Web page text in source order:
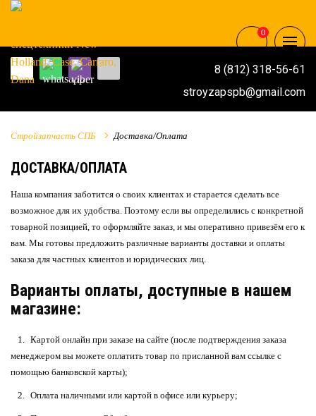
8 (812) 318-56-61
stroyzapspb@gmail.com
0
Стройзапчасть СПБ Доставка/Оплата
ДОСТАВКА/ОПЛАТА
Наша компания заботится о своих клиентах и старается сделать все
возможное для их удобства. Поэтому если вы определились с конкретной
товарной позицией, то оформляйте заказ, и мы оперативно привезём его к
вам. Мы готовы предложить различные варианты доставки и оплаты
заказа для частных клиентов и юридических лиц.
Варианты оплаты, доступные в нашем
магазине:
Картой онлайн при заказе на сайте (после подтверждения заказа
менеджером вы можете оплатить товар по присланной вам ссылке с
помощью банковской карты);
Оплата наличными или картой в офисе или курьеру;